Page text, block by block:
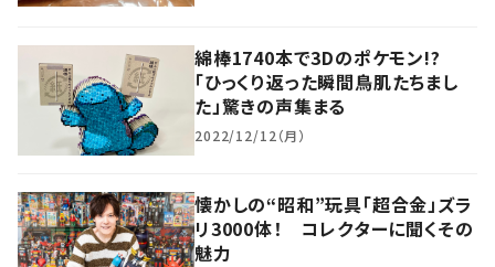
綿棒1740本で3Dのポケモン!?
「ひっくり返った瞬間鳥肌たちまし
た」驚きの声集まる
2022/12/12（月）
懐かしの“昭和”玩具「超合金」ズラ
リ3000体！ コレクターに聞くその
魅力